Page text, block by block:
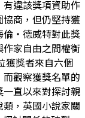
有違該獎項資助作
協商，但仍堅持獲
倫・德威特對此獎
作家自由之間權衡
獲獎者來自六個
而觀察獲獎名單的
一直以來對探討親
，英國小說家關